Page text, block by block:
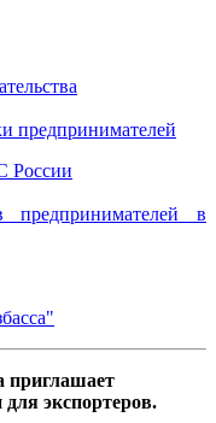
предпринимателей
России
в
асса"
приглашает
экспортеров.